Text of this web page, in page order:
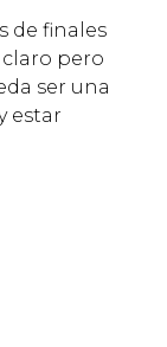
de finales
pero
ser una
estar